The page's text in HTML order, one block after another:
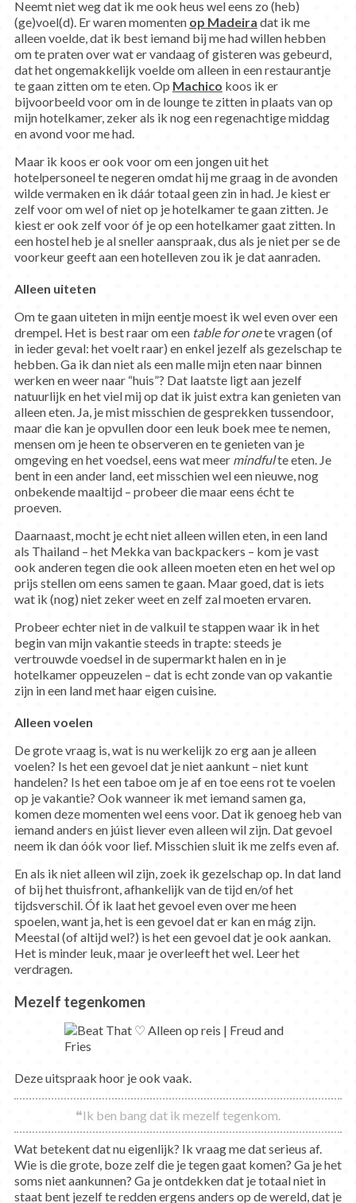
Neemt niet weg dat ik me ook heus wel eens zo (heb)
(ge)voel(d). Er waren momenten op Madeira dat ik me
alleen voelde, dat ik best iemand bij me had willen hebben
om te praten over wat er vandaag of gisteren was gebeurd,
dat het ongemakkelijk voelde om alleen in een restaurantje
te gaan zitten om te eten. Op Machico koos ik er
bijvoorbeeld voor om in de lounge te zitten in plaats van op
mijn hotelkamer, zeker als ik nog een regenachtige middag
en avond voor me had.
Maar ik koos er ook voor om een jongen uit het
hotelpersoneel te negeren omdat hij me graag in de avonden
wilde vermaken en ik dáár totaal geen zin in had. Je kiest er
zelf voor om wel of niet op je hotelkamer te gaan zitten. Je
kiest er ook zelf voor óf je op een hotelkamer gaat zitten. In
een hostel heb je al sneller aanspraak, dus als je niet per se de
voorkeur geeft aan een hotelleven zou ik je dat aanraden.
Alleen uiteten
Om te gaan uiteten in mijn eentje moest ik wel even over een
drempel. Het is best raar om een table for onete vragen (of
in ieder geval: het voelt raar) en enkel jezelf als gezelschap te
hebben. Ga ik dan niet als een malle mijn eten naar binnen
werken en weer naar “huis”? Dat laatste ligt aan jezelf
natuurlijk en het viel mij op dat ik juist extra kan genieten van
alleen eten. Ja, je mist misschien de gesprekken tussendoor,
maar die kan je opvullen door een leuk boek mee te nemen,
mensen om je heen te observeren en te genieten van je
omgeving en het voedsel, eens wat meer mindfulte eten. Je
bent in een ander land, eet misschien wel een nieuwe, nog
onbekende maaltijd – probeer die maar eens écht te
proeven.
Daarnaast, mocht je echt niet alleen willen eten, in een land
als Thailand – het Mekka van backpackers – kom je vast
ook anderen tegen die ook alleen moeten eten en het wel op
prijs stellen om eens samen te gaan. Maar goed, dat is iets
wat ik (nog) niet zeker weet en zelf zal moeten ervaren.
Probeer echter niet in de valkuil te stappen waar ik in het
begin van mijn vakantie steeds in trapte: steeds je
vertrouwde voedsel in de supermarkt halen en in je
hotelkamer oppeuzelen – dat is echt zonde van op vakantie
zijn in een land met haar eigen cuisine.
Alleen voelen
De grote vraag is, wat is nu werkelijk zo erg aan je alleen
voelen? Is het een gevoel dat je niet aankunt – niet kunt
handelen? Is het een taboe om je af en toe eens rot te voelen
op je vakantie? Ook wanneer ik met iemand samen ga,
komen deze momenten wel eens voor. Dat ik genoeg heb van
iemand anders en júist liever even alleen wil zijn. Dat gevoel
neem ik dan óók voor lief. Misschien sluit ik me zelfs even af.
En als ik niet alleen wil zijn, zoek ik gezelschap op. In dat land
of bij het thuisfront, afhankelijk van de tijd en/of het
tijdsverschil. Óf ik laat het gevoel even over me heen
spoelen, want ja, het is een gevoel dat er kan en mág zijn.
Meestal (of altijd wel?) is het een gevoel dat je ook aankan.
Het is minder leuk, maar je overleeft het wel. Leer het
verdragen.
Mezelf tegenkomen
Deze uitspraak hoor je ook vaak.
❝Ik ben bang dat ik mezelf tegenkom.
Wat betekent dat nu eigenlijk? Ik vraag me dat serieus af.
Wie is die grote, boze zelf die je tegen gaat komen? Ga je het
soms niet aankunnen? Ga je ontdekken dat je totaal niet in
staat bent jezelf te redden ergens anders op de wereld, dat je